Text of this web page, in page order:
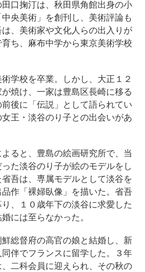
口掬汀は、秋田県角館出身の小
央美術」を創刊し、美術評論も
、美術家や文化人らの出入りが
ち、麻布中学から東京美術学校
学校を卒業。しかし、大正１２
焼け、一家は豊島区長崎に移る
後に「伝説」として語られてい
王・淡谷のり子との出会いがあ
ると、豊島の絵画研究所で、当
た淡谷のり子が絵のモデルをし
吾は、専属モデルとして淡谷を
作「裸婦臥像」を描いた。省吾
、１０歳年下の淡谷に求愛した
には至らなかった。
総督府の高官の娘と結婚し、新
伴でフランスに留学した。３年
二科会員に迎えられ、その秋の